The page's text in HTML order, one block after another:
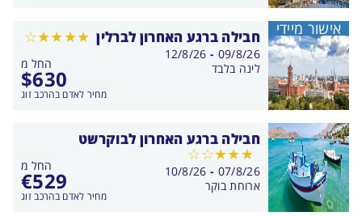
חבילה ברגע האחרון לברלין
החל מ
$630
מחיר לאדם בהרכב זוג
בין
התאריכים,
09/8/26
-
12/8/26
לינה בלבד
אישור מיידי
חבילה ברגע האחרון לבוקרשט
החל מ
€529
מחיר לאדם בהרכב זוג
בין
התאריכים,
07/8/26
-
10/8/26
ארוחת בוקר